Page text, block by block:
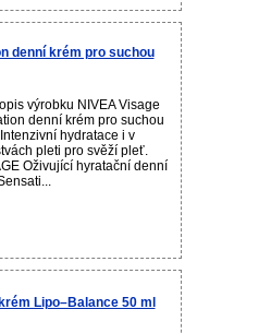
denní krém pro suchou
výrobku NIVEA Visage
denní krém pro suchou
hydratace i v
pleti pro svěží pleť.
Oživující hyratační denní
Lipo–Balance 50 ml